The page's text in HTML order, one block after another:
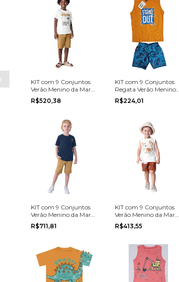
KIT com 9 Conjuntos
Verão Menino da Marca
Brandili na grade do 4
ao 10
R$520,38
KIT com 9 Conjuntos
Regata Verão Menino
da Marca Pipa na
grade do 4 ao 8
R$224,01
KIT com 9 Conjuntos
Verão Menino da Marca
Mundi na grade do 4
ao 10
R$711,81
KIT com 9 Conjuntos
Verão Menino da Marca
Brandili na grade do 1
ao 3
R$413,55